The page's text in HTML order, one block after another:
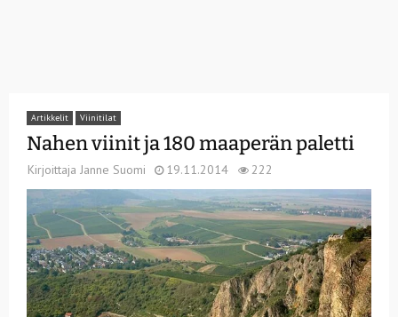
Artikkelit Viinitilat
Nahen viinit ja 180 maaperän paletti
Kirjoittaja Janne Suomi 19.11.2014 222